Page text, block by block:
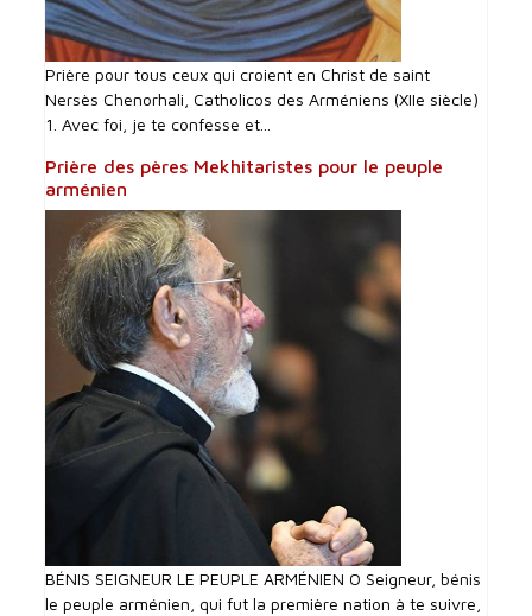
Prière pour tous ceux qui croient en Christ de saint
Nersès Chenorhali, Catholicos des Arméniens (XIIe siècle)
1. Avec foi, je te confesse et...
Prière des pères Mekhitaristes pour le peuple
arménien
BÉNIS SEIGNEUR LE PEUPLE ARMÉNIEN O Seigneur, bénis
le peuple arménien, qui fut la première nation à te suivre,